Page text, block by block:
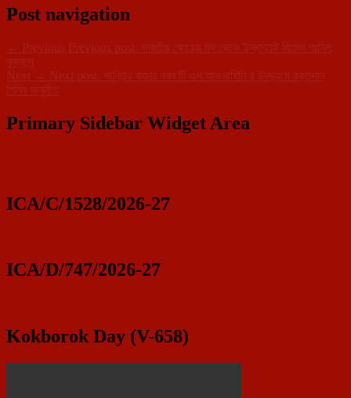
Post navigation
← Previous Previous post:
ভারতীয় কোচের পদ থেকে ইস্তফাই দিলেন অনিল
কুম্বলে
Next → Next post:
শান্তির বাজার নবম টি এস আর বাহিনি র উদ্দ্যেগে রক্তদান
শিবির অনুষ্ঠিত
Primary Sidebar Widget Area
ICA/C/1528/2026-27
ICA/D/747/2026-27
Kokborok Day (V-658)